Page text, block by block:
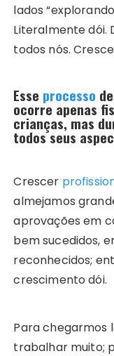
lados
Literalmente dói.
todos nós.
Esse processo
ocorre apenas
crianças, mas
todos seus
Crescer
almejamos
aprovações em
bem sucedidos,
reconhecidos;
crescimento dói.
Para chegarmos
trabalhar muito;